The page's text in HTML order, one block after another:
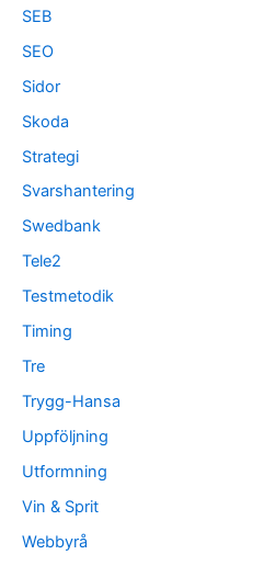
SEB
SEO
Sidor
Skoda
Strategi
Svarshantering
Swedbank
Tele2
Testmetodik
Timing
Tre
Trygg-Hansa
Uppföljning
Utformning
Vin & Sprit
Webbyrå